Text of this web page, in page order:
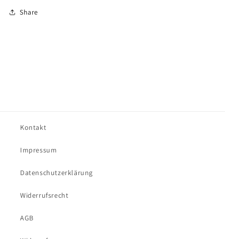
Share
Kontakt
Impressum
Datenschutzerklärung
Widerrufsrecht
AGB